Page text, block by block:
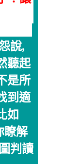
說,
聽起
是所
到適
如
瞭解
判讀